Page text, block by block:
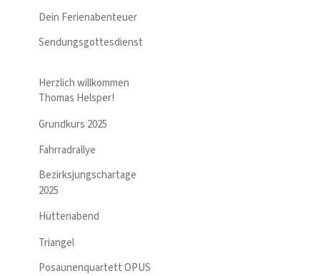
Dein Ferienabenteuer
Sendungsgottesdienst
Herzlich willkommen
Thomas Helsper!
Grundkurs 2025
Fahrradrallye
Bezirksjungschartage
2025
Hüttenabend
Triangel
Posaunenquartett OPUS